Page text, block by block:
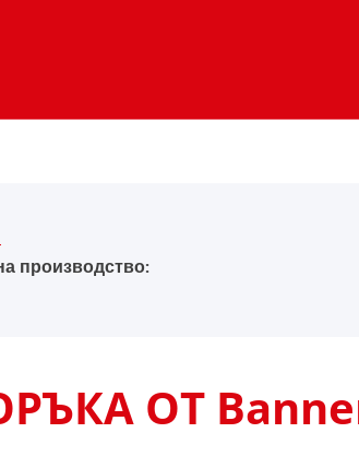
производство:
ОТ